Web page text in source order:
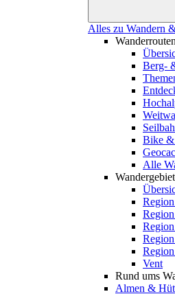
Alles zu Wandern
Berg-
Bike &
Alle
Vent
Rund ums
Almen &